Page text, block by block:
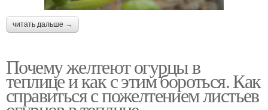
читать дальше →
Почему желтеют огурцы в
теплице и как с этим бороться. Как
справиться с пожелтением листьев